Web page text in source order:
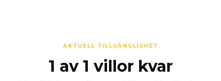
AKTUELL TILLGÄNGLIGHET
1 av 1 villor kvar